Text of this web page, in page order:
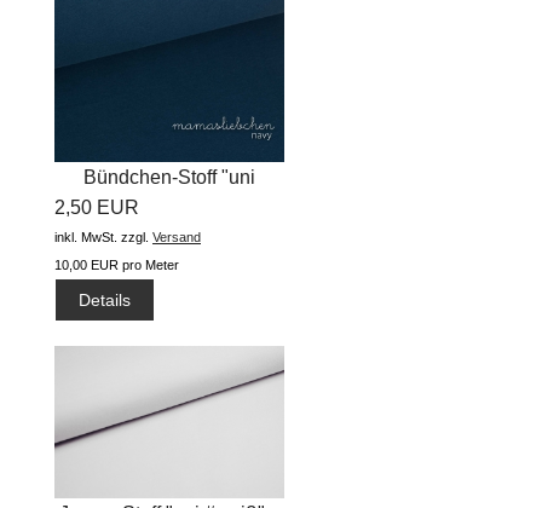
Bündchen-Stoff "uni
#admiral...
2,50 EUR
inkl. MwSt. zzgl. Versand
10,00 EUR pro Meter
Details